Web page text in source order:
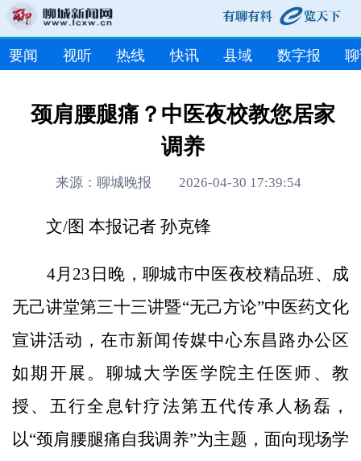
要闻 视听 热线 快讯 县域 数字报
颈肩腰腿痛？中医夜校教您居家
调养
来源：聊城晚报 2026-04-30 17:39:54
文/图 本报记者 孙克锋
4月23日晚，聊城市中医夜校精品班、成
无己讲堂第三十三讲暨“无己方论”中医药文化
宣讲活动，在市新闻传媒中心东昌路办公区
如期开展。聊城大学医学院主任医师、教
授、五行全息针疗法第五代传承人杨磊，
以“颈肩腰腿痛自我调养”为主题，面向现场学